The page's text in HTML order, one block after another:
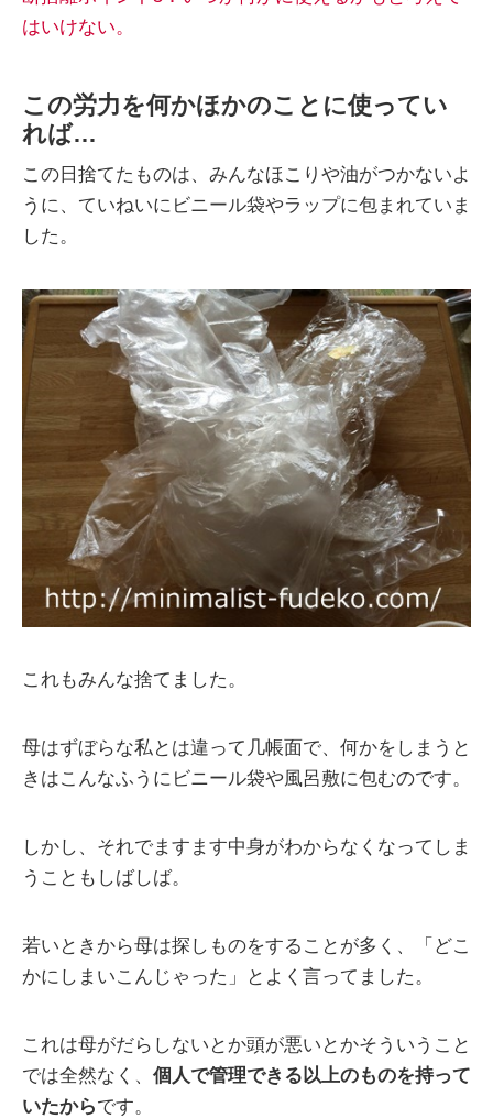
はいけない。
この労力を何かほかのことに使ってい
れば…
この日捨てたものは、みんなほこりや油がつかないよ
うに、ていねいにビニール袋やラップに包まれていま
した。
これもみんな捨てました。
母はずぼらな私とは違って几帳面で、何かをしまうと
きはこんなふうにビニール袋や風呂敷に包むのです。
しかし、それでますます中身がわからなくなってしま
うこともしばしば。
若いときから母は探しものをすることが多く、「どこ
かにしまいこんじゃった」とよく言ってました。
これは母がだらしないとか頭が悪いとかそういうこと
では全然なく、 個人で管理できる以上のものを持って
いたからです。